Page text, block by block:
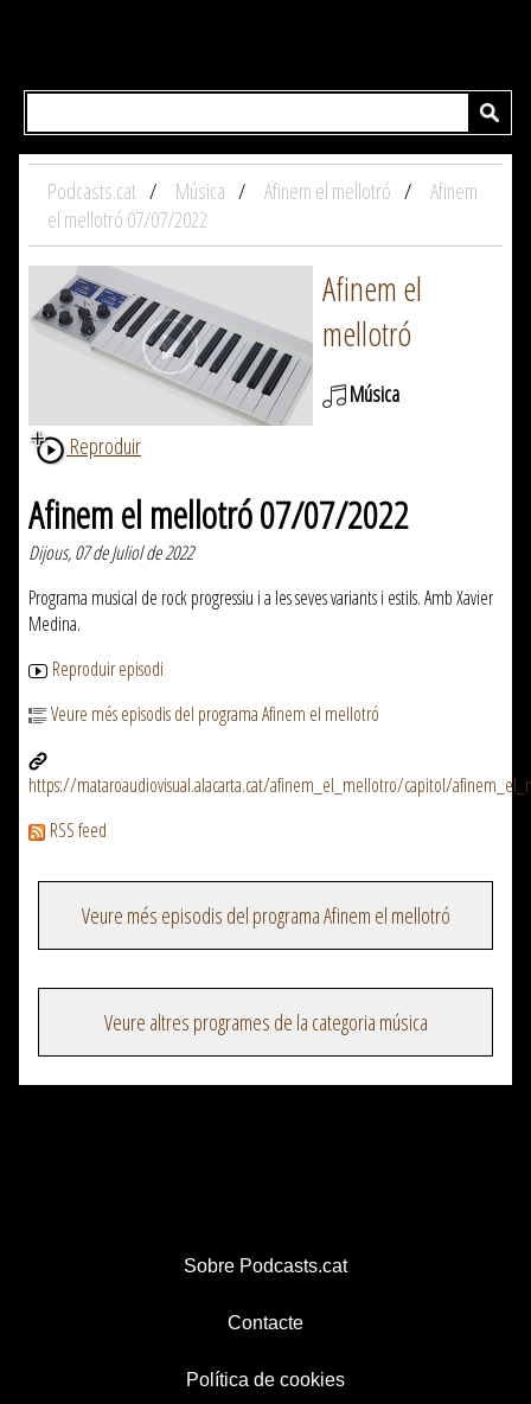
Podcasts.cat Música Afinem el mellotró
Afinem
el mellotró 07/07/2022
Afinem el
mellotró
Música
Reproduir
Afinem el mellotró 07/07/2022
Dijous, 07 de Juliol de 2022
Programa musical de rock progressiu i a les seves variants i estils. Amb Xavier
Medina.
Reproduir episodi
Veure més episodis del programa Afinem el mellotró
https://mataroaudiovisual.alacarta.cat/afinem_el_mellotro/capitol/
RSS feed
Veure més episodis del programa Afinem el mellotró
Veure altres programes de la categoria música
Sobre Podcasts.cat
Contacte
Política de cookies